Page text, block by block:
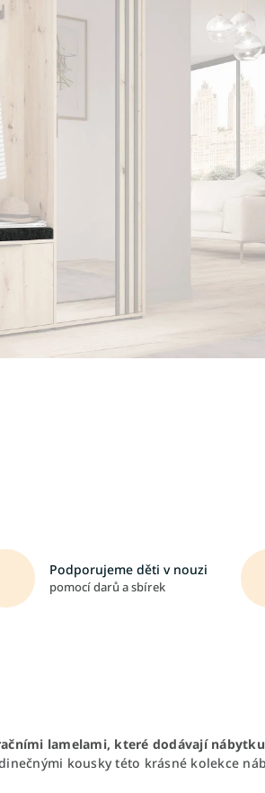
Podporujeme děti v nouzi
pomocí darů a sbírek
lamelami, které dodávají
kousky této krásné kolekce